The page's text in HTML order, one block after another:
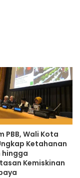
PBB, Wali Kota
Ketahanan
hingga
Kemiskinan